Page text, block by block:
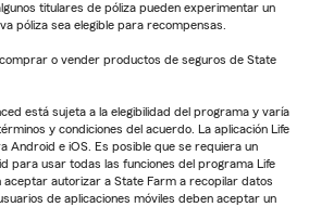
titulares de póliza pueden experimentar un
póliza sea elegible para recompensas.
o vender productos de seguros de State
está sujeta a la elegibilidad del programa y varía
y condiciones del acuerdo. La aplicación Life
Android e iOS. Es posible que se requiera un
para usar todas las funciones del programa Life
aceptar autorizar a State Farm a recopilar datos
de aplicaciones móviles deben aceptar un